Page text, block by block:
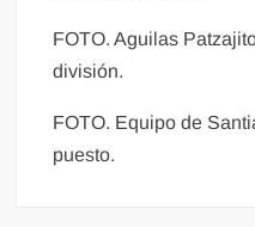
FOTO. Aguilas
división.
FOTO. Equipo de
puesto.